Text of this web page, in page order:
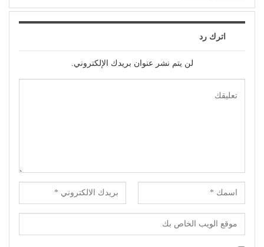
اترك رد
لن يتم نشر عنوان بريدك الإلكتروني.